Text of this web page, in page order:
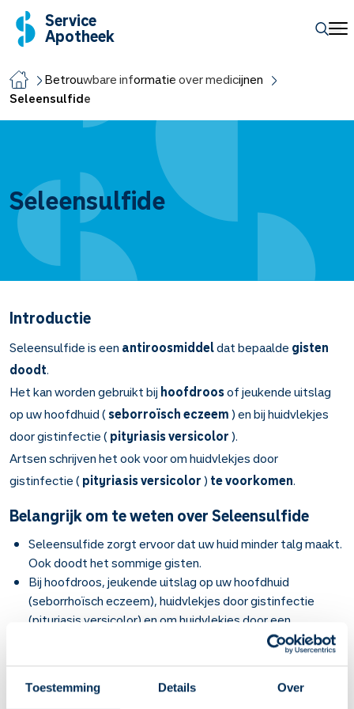
Toestemming Details Over
Service
Apotheek
Betrouwbare informatie over medicijnen
Seleensulfide
Seleensulfide
Introductie
Seleensulfide is een antiroosmiddeldat bepaalde gisten
doodt.
Het kan worden gebruikt bij hoofdroosof jeukende uitslag
op uw hoofdhuid (seborroïsch eczeem) en bij huidvlekjes
door gistinfectie ( pityriasis versicolor).
Artsen schrijven het ook voor om huidvlekjes door
gistinfectie ( pityriasis versicolor) te voorkomen.
Belangrijk om te weten over Seleensulfide
Seleensulfide zorgt ervoor dat uw huid minder talg maakt.
Ook doodt het sommige gisten.
Bij hoofdroos, jeukende uitslag op uw hoofdhuid
(seborrhoïsch eczeem), huidvlekjes door gistinfectie
(pityriasis versicolor) en om huidvlekjes door een
hoofdhuid nat met water. Masseer daarna uw hoofdhuid in